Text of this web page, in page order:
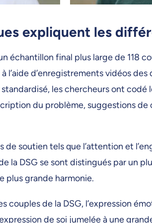
expliquent les
échantillon final plus large de 118
d’enregistrements vidéos
les chercheurs ont
du problème, suggestions
soutien tels que l’attention et
la DSG se sont distingués par un
plus grande harmonie.
de la DSG, l’expression
de soi jumelée à une